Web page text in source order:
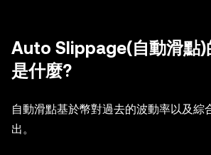
Auto Slippage(自動滑點)
是什麼?
自動滑點基於幣對過去的波動率以及綜
出。